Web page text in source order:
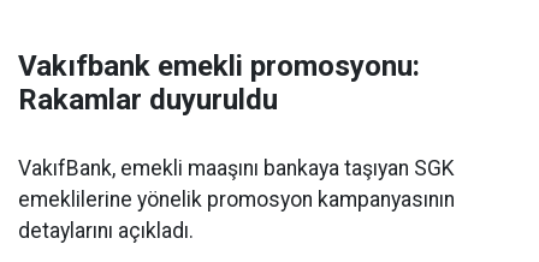
Vakıfbank emekli promosyonu:
Rakamlar duyuruldu
VakıfBank, emekli maaşını bankaya taşıyan SGK
emeklilerine yönelik promosyon kampanyasının
detaylarını açıkladı.